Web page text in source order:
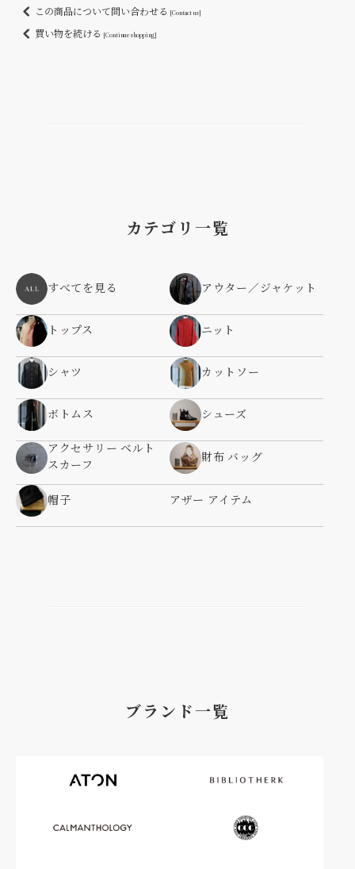
この商品について問い合わせる [Contact us]
買い物を続ける [Continue shopping]
カテゴリ一覧
すべてを見る アウター／ジャケット
トップス ニット
シャツ カットソー
ボトムス シューズ
アクセサリー ベルト
スカーフ
財布 バッグ
帽子 アザー アイテム
ブランド一覧